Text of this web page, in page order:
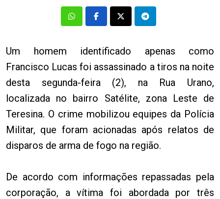
Um homem identificado apenas como
Francisco Lucas foi assassinado a tiros na noite
desta segunda-feira (2), na Rua Urano,
localizada no bairro Satélite, zona Leste de
Teresina. O crime mobilizou equipes da Polícia
Militar, que foram acionadas após relatos de
disparos de arma de fogo na região.
De acordo com informações repassadas pela
corporação, a vítima foi abordada por três